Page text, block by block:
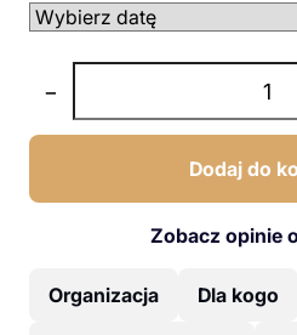
−
Dodaj do
Zobacz opinie
Organizacja Dla kogo